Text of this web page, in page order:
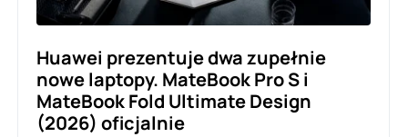
Huawei prezentuje dwa zupełnie
nowe laptopy. MateBook Pro S i
MateBook Fold Ultimate Design
(2026) oficjalnie